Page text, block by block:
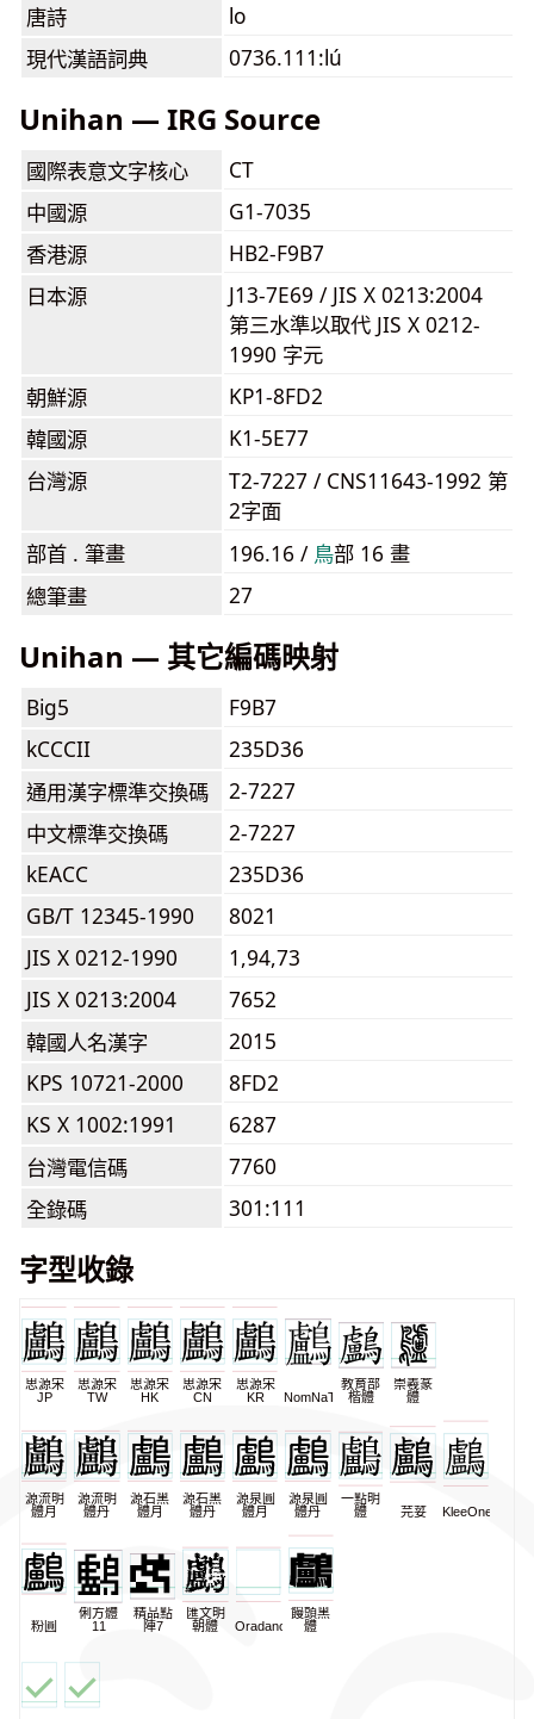
唐詩
lo
現代漢語詞典
0736.111:lú
Unihan — IRG Source
國際表意文字核心
CT
中國源
G1-7035
香港源
HB2-F9B7
日本源
J13-7E69 / JIS X 0213:2004
第三水準以取代 JIS X 0212-
1990 字元
朝鮮源
KP1-8FD2
韓國源
K1-5E77
台灣源
T2-7227 / CNS11643-1992 第
2字面
部首 . 筆畫
196.16 / ⿃部 16 畫
總筆畫
27
Unihan — 其它編碼映射
Big5
F9B7
kCCCII
235D36
通用漢字標準交換碼
2-7227
中文標準交換碼
2-7227
kEACC
235D36
GB/T 12345-1990
8021
JIS X 0212-1990
1,94,73
JIS X 0213:2004
7652
韓國人名漢字
2015
KPS 10721-2000
8FD2
KS X 1002:1991
6287
台灣電信碼
7760
全錄碼
301:111
字型收錄
思源宋
JP
思源宋
TW
思源宋
HK
思源宋
CN
思源宋
KR
NomNaTong
教育部
楷體
崇羲篆
體
源流明
體月
源流明
體丹
源石黑
體月
源石黑
體丹
源泉圓
體月
源泉圓
體丹
一點明
體
芫荽 KleeOne
粉圓
俐方體
11
精品點
陣7
匯文明
朝體
Oradano
饅頭黑
體